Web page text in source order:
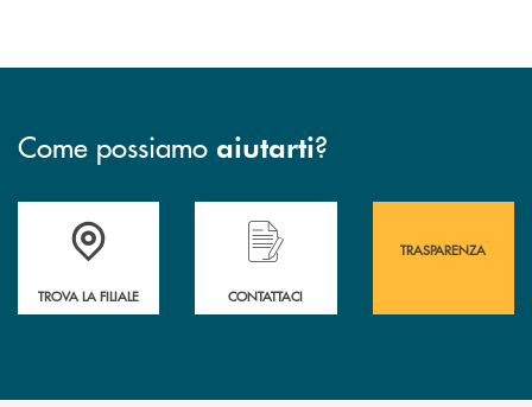
Come possiamo aiutarti?
Accedi all' elenco completo&nbsp; delle&nbsp; filiali&nbsp; di Banca
TROVA LA FILIALE
Hai bisogno di assistenza immediata?
CONTATTACI
TRASPARENZA